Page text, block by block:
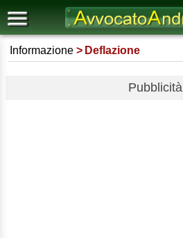
Informazione Deflazione
Pubblicità